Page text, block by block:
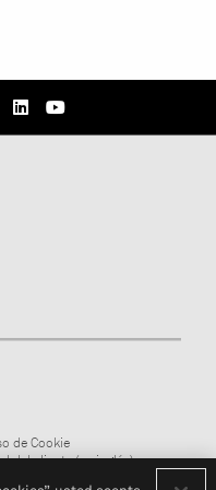
de Cookie
del cliente (en inglés)